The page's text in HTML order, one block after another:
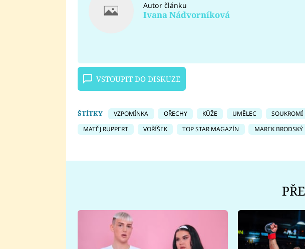
Autor článku
Ivana Nádvorníková
VSTOUPIT DO DISKUZE
ŠTÍTKY VZPOMÍNKA OŘECHY KŮŽE UMĚLEC SOUKROMÍ
MATĚJ RUPPERT
VOŘÍŠEK TOP STAR MAGAZÍN MAREK BRODSKÝ